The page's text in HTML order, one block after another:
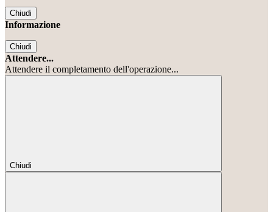
Chiudi
Informazione
Chiudi
Attendere...
Attendere il completamento dell'operazione...
Chiudi